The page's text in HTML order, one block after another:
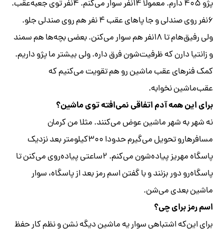
پژو ۴۰۵ دارم. معمولا ۱۴نفر سوار می‌کنم. ۴نفر توی جعبه‌عقب.
۶نفر روی صندلی و جا پاهای عقب ۴ نفر هم روی صندلی جلو.
ولی رفیق‌هام تا ۱۸نفر هم سوار می‌کنن. بعضی بچه‌ها هم سمند
و زانتیا دارن که ظرفیت‌شون فرق داره. ولی بیشتر ما پژو داریم.
کمک فنرهای عقب ماشین رو هم تقویت می‌کنیم که
عقب‌ماشین نخوابه.
برای این همه آدم اتفاقی نمی‌افته توی ماشین؟
نه شهر به شهر ماشین عوض می‌کنند. مثلا من کرمان
مسافر‌هارو تحویل می‌گیرم حدودا ۳۰۰کیلومتر بعد نزدیک
پاسگاه مهریز پیاده‌شون می‌کنم. ۲ساعتی پیاده‌روی می‌کنن تا
پاسگاه‌رو دور بزنند و با گفتن اسم رمز بعد از پاسگاه، سوار
ماشین بعدی می‌شن.
اسم رمز برای چی؟
برای این‌که اشتباهی سوار یه ماشین دیگه نشن و نظم کار حفظ